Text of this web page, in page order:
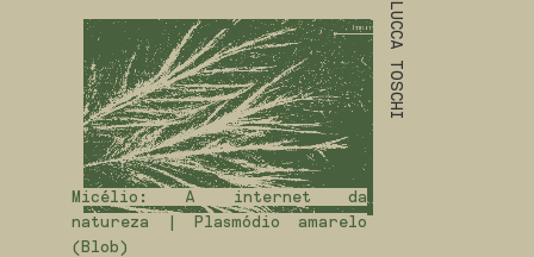
LUCCA TOSCHI
Micélio: A internet da
natureza | Plasmódio amarelo
(Blob)